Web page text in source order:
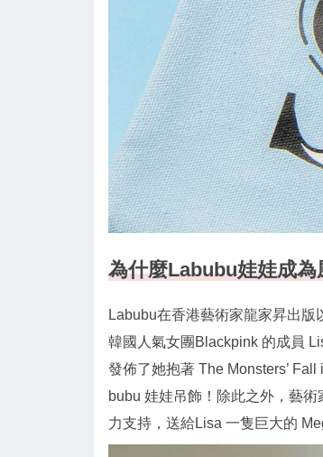
為什麼Labubu娃娃成為
Labubu在香港藝術家龍家昇出
韓國人氣女團Blackpink 的成員
發佈了她抱著 The Monsters’
bubu 娃娃吊飾！除此之外，藝術
力支持，送給Lisa 一隻巨大的